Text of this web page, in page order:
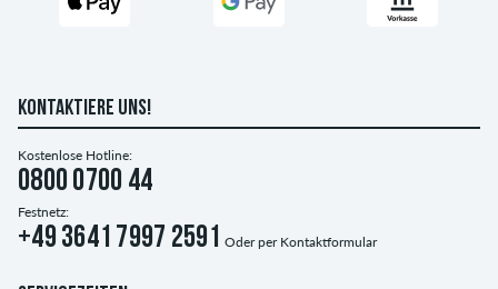
KONTAKTIERE UNS!
Kostenlose Hotline:
0800 0700 44
Festnetz:
+49 3641 7997 2591 Oder per Kontaktformular